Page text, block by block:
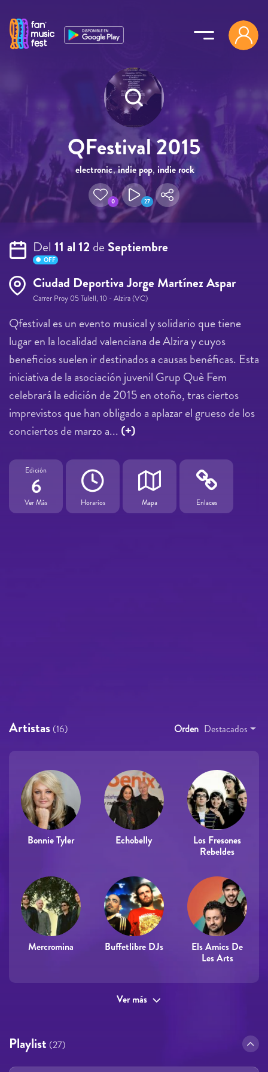
QFestival 2015
electronic,indie pop, indie rock
0 27
Del 11 al 12 de Septiembre
OFF
Ciudad Deportiva Jorge Martínez Aspar
Carrer Proy 05 Tulell, 10 - Alzira (VC)
Qfestival es un evento musical y solidario que tiene
lugar en la localidad valenciana de Alzira y cuyos
beneficios suelen ir destinados a causas benéficas. Esta
iniciativa de la asociación juvenil Grup Què Fem
celebrará la edición de 2015 en otoño, tras ciertos
imprevistos que han obligado a aplazar el grueso de los
conciertos de marzo a... (+)
Edición
6
Ver Más Horarios Mapa Enlaces
Artistas (16) Orden Destacados
Bonnie Tyler Echobelly
Los Fresones
Rebeldes
Mercromina Buffetlibre DJs
Els Amics De
Les Arts
Ver más
Playlist (27)